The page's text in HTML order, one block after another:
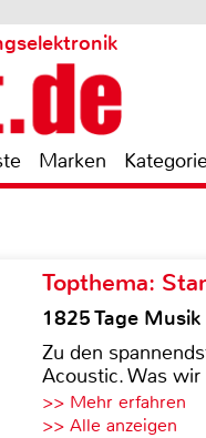
Marken
Topthema:
1825 Tage Musik
Zu den
Acoustic. Was
>> Mehr erfahren
>> Alle anzeigen